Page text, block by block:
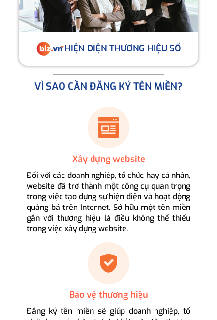
HIỆN DIỆN THƯƠNG HIỆU SỐ
VÌ SAO CẦN ĐĂNG KÝ TÊN MIỀN?
Xây dựng website
Đối với các doanh nghiệp, tổ chức hay cá nhân,
website đã trở thành một công cụ quan trọng
trong việc tạo dựng sự hiện diện và hoạt động
quảng bá trên Internet. Sở hữu một tên miền
gắn với thương hiệu là điều không thể thiếu
trong việc xây dựng website.
Bảo vệ thương hiệu
Đăng ký tên miền sẽ giúp doanh nghiệp, tổ